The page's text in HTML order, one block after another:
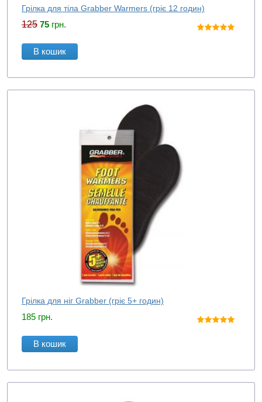
Грілка для тіла Grabber Warmers (гріє 12 годин)
125 75 грн.
В кошик
Грілка для ніг Grabber (гріє 5+ годин)
185 грн.
В кошик